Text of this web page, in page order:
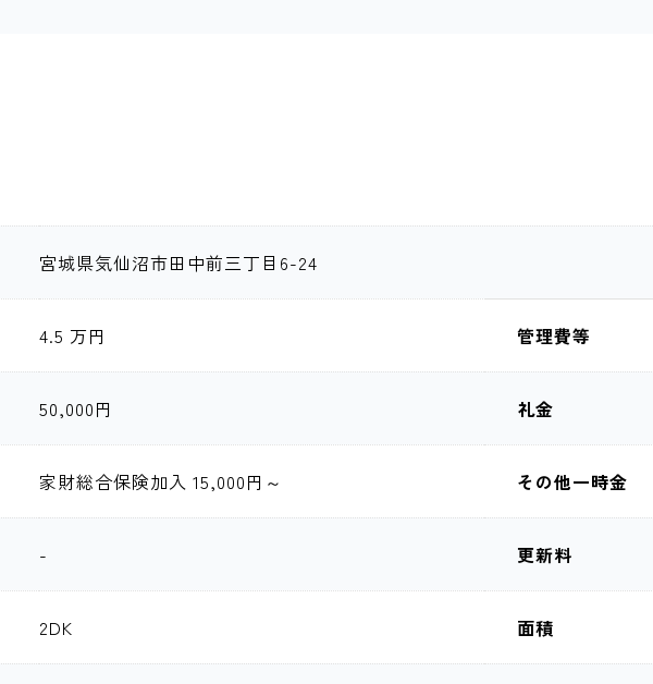
宮城県気仙沼市田中前三丁目6-24
4.5 万円 管理費等
50,000円 礼金
家財総合保険加入 15,000円～ その他一時金
- 更新料
2DK 面積